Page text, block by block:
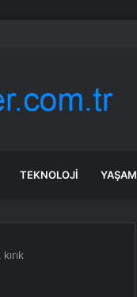
ulaşıldı
TEKNOLOJI YAŞAM